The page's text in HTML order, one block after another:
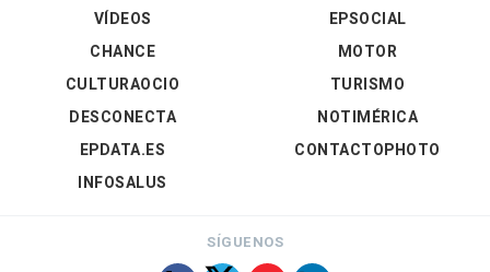
VÍDEOS
EPSOCIAL
CHANCE
CULTURAOCIO
DESCONECTA
EPDATA.ES
INFOSALUS
MOTOR
TURISMO
NOTIMÉRICA
CONTACTOPHOTO
SÍGUENOS